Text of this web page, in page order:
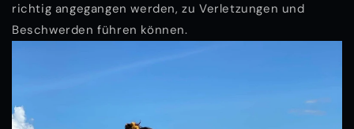
richtig angegangen werden, zu Verletzungen und
Beschwerden führen können.